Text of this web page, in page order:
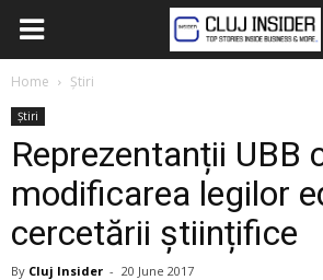
Home Știri
Știri
Reprezentanții UBB
modificarea legilor
cercetării științifice
By Cluj Insider - 20 June 2017